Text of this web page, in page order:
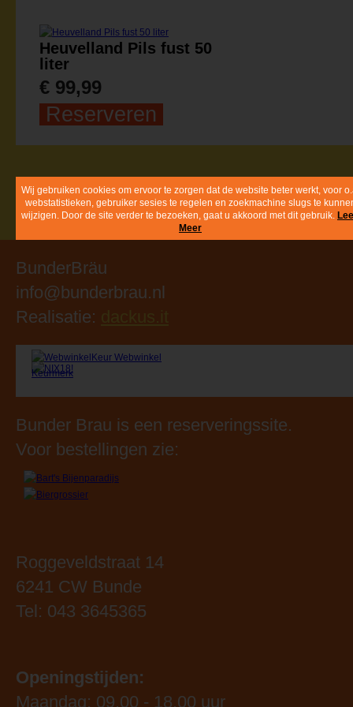
Heuvelland Pils fust 50
liter
€ 99,99
Reserveren
Wij gebruiken cookies om ervoor te zorgen dat de website beter werkt,
o.a. webstatistieken, gebruiker sesies te regelen en zoekmachine slugs te
kunnen wijzigen. Door de site verder te bezoeken, gaat u akkoord met dit
gebruik.Lees Meer
BunderBräu
info@bunderbrau.nl
Realisatie:
Bunder Brau is een reserveringssite.
Voor bestellingen zie:
Roggeveldstraat 14
6241 CW Bunde
Tel: 043 3645365
Openingstijden:
Maandag: 09.00 - 18.00 uur